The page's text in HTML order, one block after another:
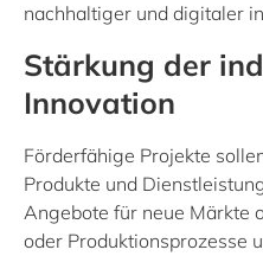
nachhaltiger und digitaler
Stärkung der
Innovation
Förderfähige Projekte
Produkte und
Angebote für neue Märkte
oder Produktionsprozesse